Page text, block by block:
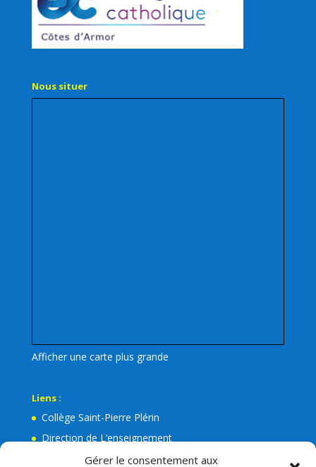
Gérer le consentement aux
Nous situer
Afficher une carte plus grande
Liens :
Collège Saint-Pierre Plérin
Direction de L’enseignement
La Mairie de Plérin